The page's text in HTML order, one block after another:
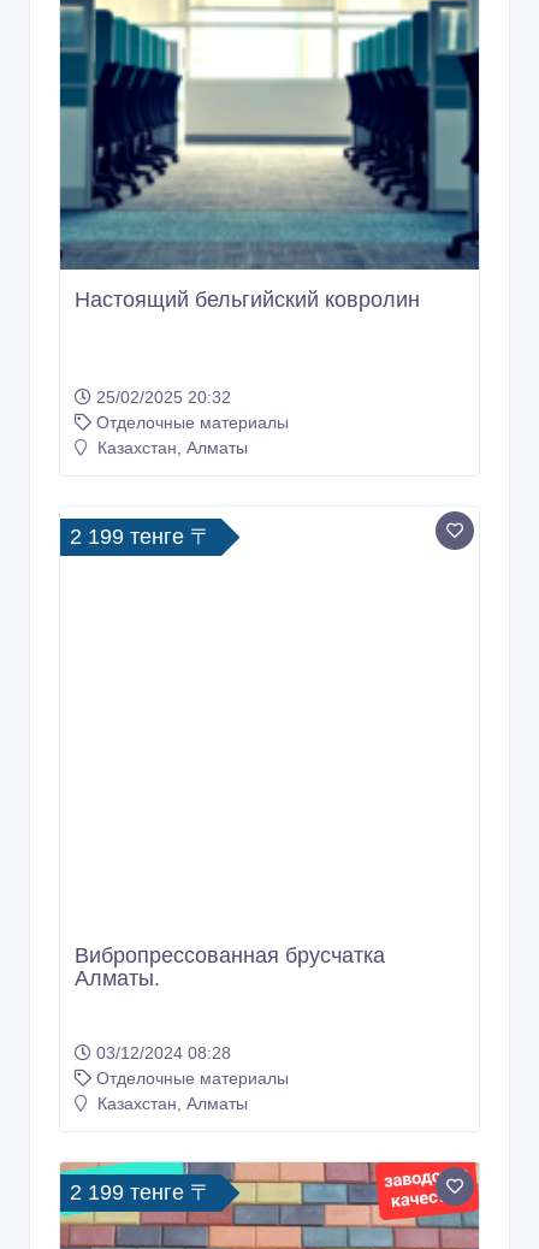
Настоящий бельгийский ковролин
25/02/2025 20:32
Отделочные материалы
Казахстан, Алматы
2 199 тенге 〒
Вибропрессованная брусчатка
Алматы.
03/12/2024 08:28
Отделочные материалы
Казахстан, Алматы
2 199 тенге 〒